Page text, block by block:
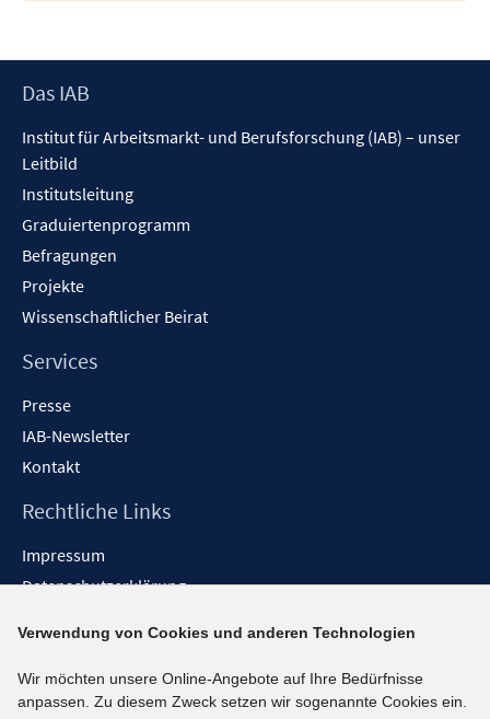
Footer
Das IAB
Institut für Arbeitsmarkt- und Berufsforschung (IAB) – unser
Leitbild
Institutsleitung
Graduiertenprogramm
Befragungen
Projekte
Wissenschaftlicher Beirat
Services
Presse
IAB-Newsletter
Kontakt
Rechtliche Links
Impressum
Datenschutzerklärung
Barrieren melden
Social-Media-Kanäle
Verwendung von Cookies und anderen Technologien
Wir möchten unsere Online-Angebote auf Ihre Bedürfnisse
anpassen. Zu diesem Zweck setzen wir sogenannte Cookies ein.